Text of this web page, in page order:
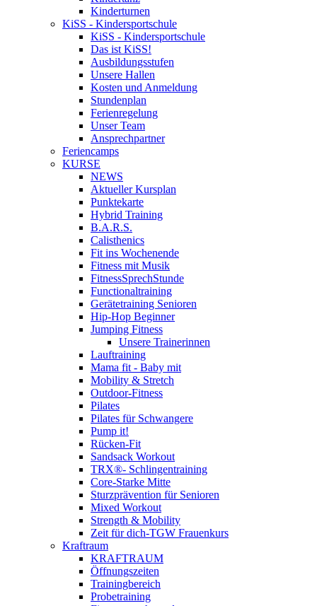
Kinderturnen
KiSS - Kindersportschule
KiSS - Kindersportschule
Das ist KiSS!
Ausbildungsstufen
Unsere Hallen
Kosten und Anmeldung
Stundenplan
Ferienregelung
Unser Team
Ansprechpartner
Feriencamps
KURSE
NEWS
Aktueller Kursplan
Punktekarte
Hybrid Training
B.A.R.S.
Calisthenics
Fit ins Wochenende
Fitness mit Musik
FitnessSprechStunde
Functionaltraining
Gerätetraining Senioren
Hip-Hop Beginner
Jumping Fitness
Unsere Trainerinnen
Lauftraining
Mama fit - Baby mit
Mobility & Stretch
Outdoor-Fitness
Pilates
Pilates für Schwangere
Pump it!
Rücken-Fit
Sandsack Workout
TRX®- Schlingentraining
Core-Starke Mitte
Sturzprävention für Senioren
Mixed Workout
Strength & Mobility
Zeit für dich-TGW Frauenkurs
Kraftraum
KRAFTRAUM
Öffnungszeiten
Trainingbereich
Probetraining